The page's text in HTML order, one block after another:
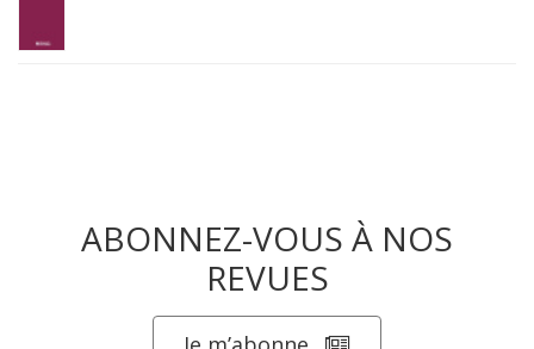
ABONNEZ-VOUS À NOS
REVUES